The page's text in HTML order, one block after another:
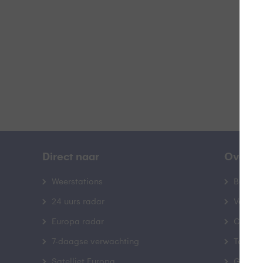
Direct naar
Weerstations
24 uurs radar
Europa radar
7-daagse verwachting
Over
Contact